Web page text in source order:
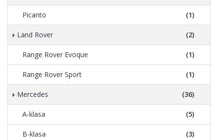
Picanto (1)
Land Rover (2)
Range Rover Evoque (1)
Range Rover Sport (1)
Mercedes (36)
A-klasa (5)
B-klasa (3)